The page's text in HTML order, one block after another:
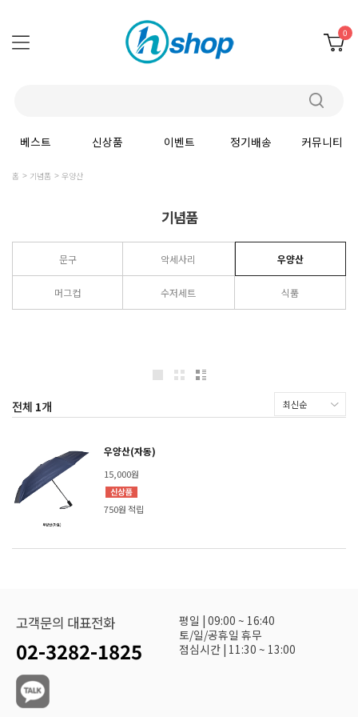
0
베스트 신상품 이벤트 정기배송 커뮤니티
홈 기념품 우양산
기념품
문구 악세사리 우양산
머그컵 수저세트 식품
전체 1개
우양산(자동)
15,000원
750원 적립
고객문의 대표전화
02-3282-1825
평일 | 09:00 ~ 16:40
토/일/공휴일 휴무
점심시간 | 11:30 ~ 13:00